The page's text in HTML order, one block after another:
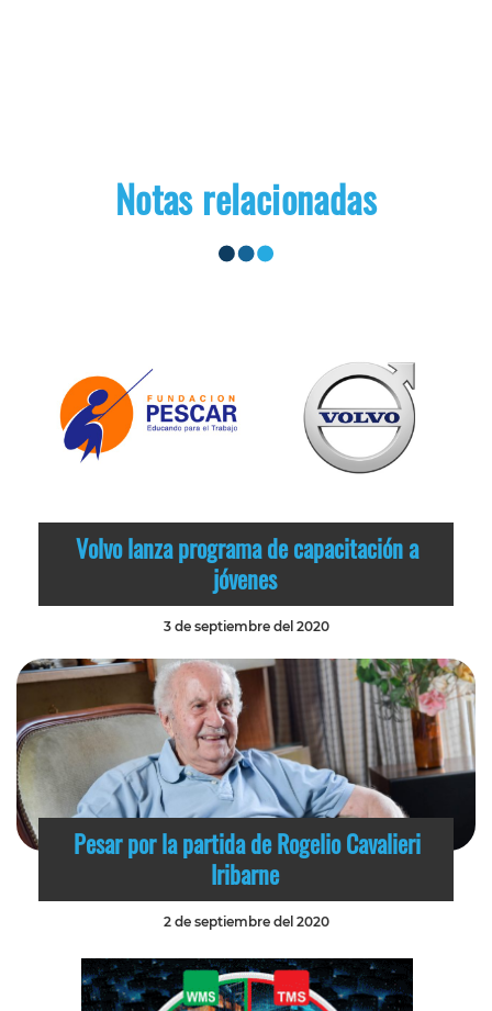
Notas relacionadas
Volvo lanza programa de capacitación a
jóvenes
3 de septiembre del 2020
Pesar por la partida de Rogelio Cavalieri
Iribarne
2 de septiembre del 2020